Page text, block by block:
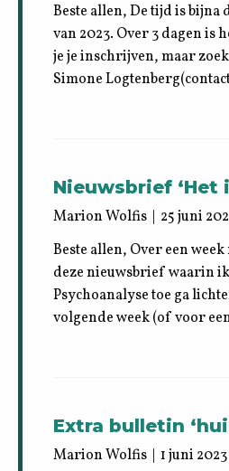
Beste allen, De tijd is bijna
van 2023. Over 3 dagen
je je inschrijven, maar
Simone
Nieuwsbrief ‘Het
Marion Wolfis | 25 juni
Beste allen, Over een
deze nieuwsbrief waarin
Psychoanalyse toe ga
volgende week (of voor
Extra bulletin
Marion Wolfis | 1 juni